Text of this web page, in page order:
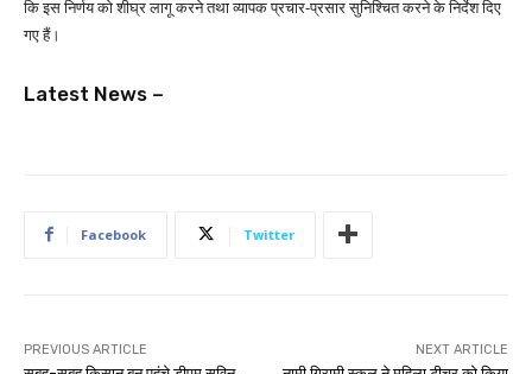
कि इस निर्णय को शीघ्र लागू करने तथा व्यापक प्रचार-प्रसार सुनिश्चित करने के निर्देश दिए
गए हैं।
Latest News –
Facebook Twitter
PREVIOUS ARTICLE NEXT ARTICLE